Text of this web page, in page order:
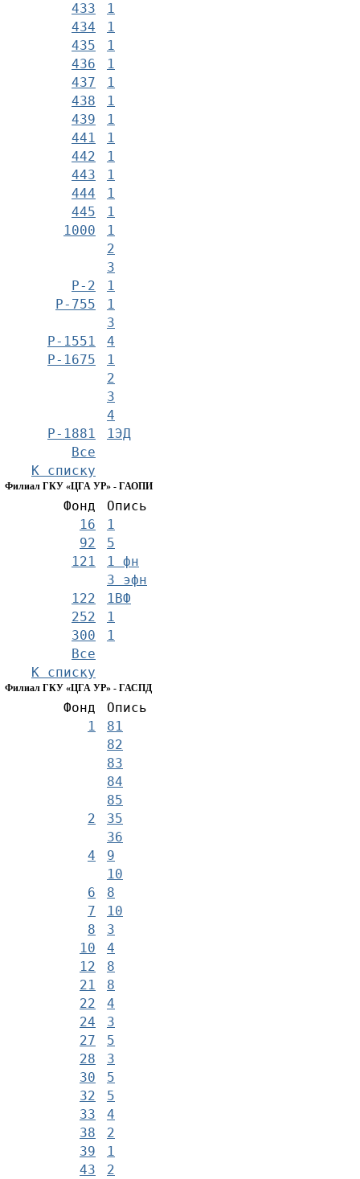
433
1
434
1
435
1
436
1
437
1
438
1
439
1
441
1
442
1
443
1
444
1
445
1
1000
1
2
3
Р-2
1
Р-755
1
3
Р-1551
4
Р-1675
1
2
3
4
Р-1881
1ЭД
Все
К списку
Филиал ГКУ «ЦГА УР» - ГАОПИ
Фонд
Опись
16
1
92
5
121
1 фн
3 эфн
122
1ВФ
252
1
300
1
Все
К списку
Филиал ГКУ «ЦГА УР» - ГАСПД
Фонд
Опись
1
81
82
83
84
85
2
35
36
4
9
10
6
8
7
10
8
3
10
4
12
8
21
8
22
4
24
3
27
5
28
3
30
5
32
5
33
4
38
2
39
1
43
2